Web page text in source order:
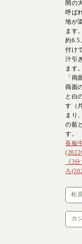
間の
呼ば
地が
ます。
約6.5
付け
汁引
ます。
「両
両面
と白
す（
まり
の藍
す。
長板
《3
ろ
松
カ